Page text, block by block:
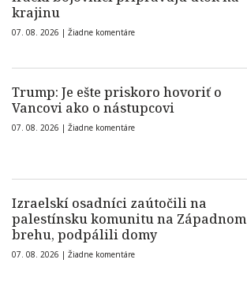
krajinu
07. 08. 2026 | Žiadne komentáre
Trump: Je ešte priskoro hovoriť o
Vancovi ako o nástupcovi
07. 08. 2026 | Žiadne komentáre
Izraelskí osadníci zaútočili na
palestínsku komunitu na Západnom
brehu, podpálili domy
07. 08. 2026 | Žiadne komentáre